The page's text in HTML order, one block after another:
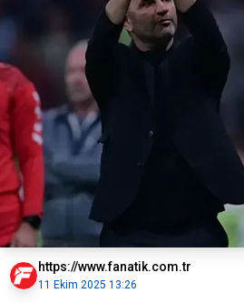
https://www.fanatik.com.tr
11 Ekim 2025 13:26